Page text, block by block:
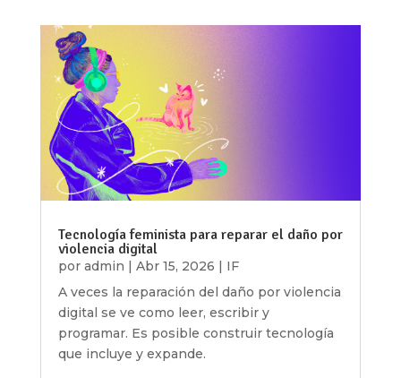
Tecnología feminista para reparar el daño por
violencia digital
por admin Abr 15, 2026
IF
A veces la reparación del daño por violencia
digital se ve como leer, escribir y
programar. Es posible construir tecnología
que incluye y expande.